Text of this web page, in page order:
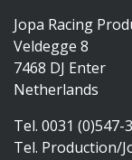
Jopa Racing
Veldegge 8
7468 DJ Enter
Netherlands
Tel. 0031 (0)547-
Tel. Production/